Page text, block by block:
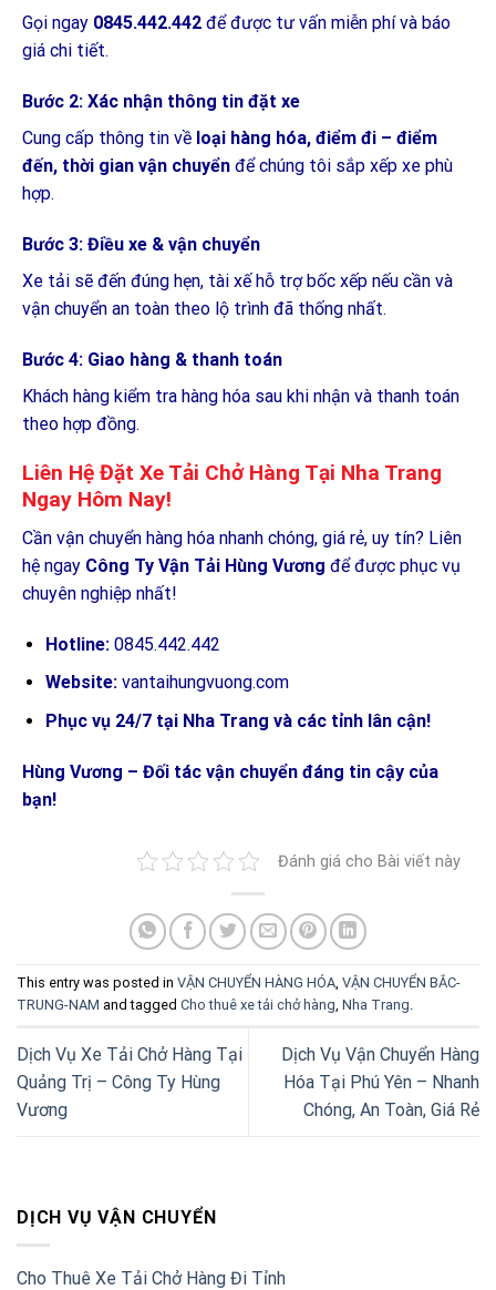
DỊCH VỤ VẬN CHUYỂN
Cho Thuê Xe Tải Chở Hàng Đi Tỉnh
Gọi ngay 0845.442.442 để được tư vấn miễn phí và báo
giá chi tiết.
Bước 2: Xác nhận thông tin đặt xe
Cung cấp thông tin về loại hàng hóa, điểm đi – điểm
đến, thời gian vận chuyển để chúng tôi sắp xếp xe phù
hợp.
Bước 3: Điều xe & vận chuyển
Xe tải sẽ đến đúng hẹn, tài xế hỗ trợ bốc xếp nếu cần và
vận chuyển an toàn theo lộ trình đã thống nhất.
Bước 4: Giao hàng & thanh toán
Khách hàng kiểm tra hàng hóa sau khi nhận và thanh toán
theo hợp đồng.
Liên Hệ Đặt Xe Tải Chở Hàng Tại Nha Trang
Ngay Hôm Nay!
Cần vận chuyển hàng hóa nhanh chóng, giá rẻ, uy tín? Liên
hệ ngay Công Ty Vận Tải Hùng Vương để được phục vụ
chuyên nghiệp nhất!
Hotline:0845.442.442
Website: vantaihungvuong.com
Phục vụ 24/7 tại Nha Trang và các tỉnh lân cận!
Hùng Vương – Đối tác vận chuyển đáng tin cậy của
bạn!
Đánh giá cho Bài viết này
This entry was posted in VẬN CHUYỂN HÀNG HÓA, VẬN CHUYỂN BẮC-
TRUNG-NAM and tagged Cho thuê xe tải chở hàng, Nha Trang.
Dịch Vụ Xe Tải Chở Hàng Tại
Quảng Trị – Công Ty Hùng
Vương
Dịch Vụ Vận Chuyển Hàng
Hóa Tại Phú Yên – Nhanh
Chóng, An Toàn, Giá Rẻ